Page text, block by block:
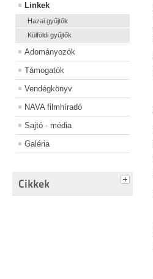
Linkek
Hazai gyűjtők
Külföldi gyűjtők
Adományozók
Támogatók
Vendégkönyv
NAVA filmhíradó
Sajtó - média
Galéria
Cikkek